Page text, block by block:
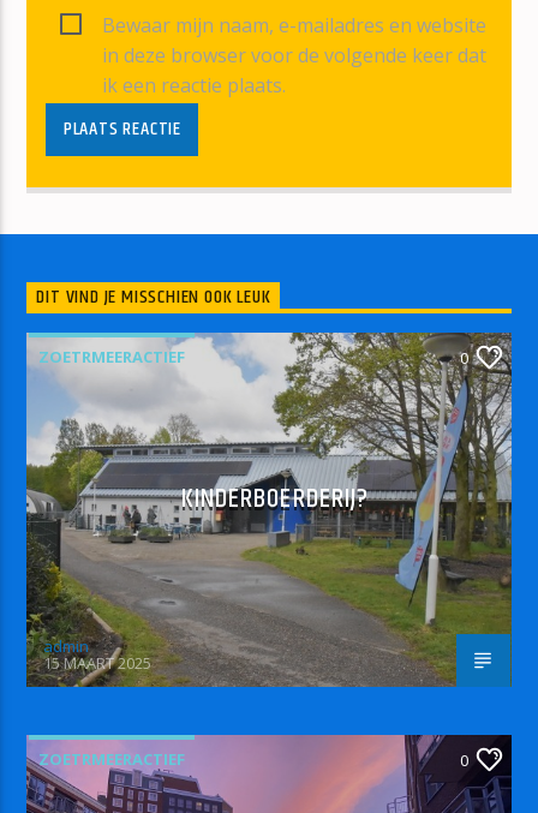
Bewaar mijn naam, e-mailadres en website
in deze browser voor de volgende keer dat
ik een reactie plaats.
DIT VIND JE MISSCHIEN OOK LEUK
ZOETRMEERACTIEF 0
KINDERBOERDERIJ?
admin
15 MAART 2025
ZOETRMEERACTIEF 0